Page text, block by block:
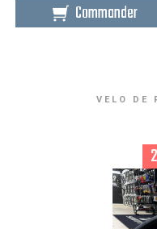
Commander
VELO DE